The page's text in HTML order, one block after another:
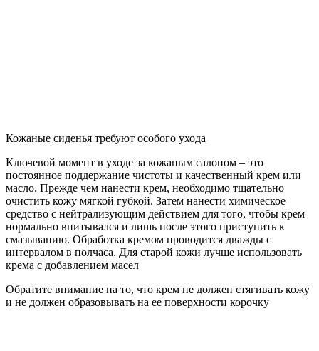
Кожаные сиденья требуют особого ухода
Ключевой момент в уходе за кожаным салоном – это
постоянное поддержание чистоты и качественный крем или
масло. Прежде чем нанести крем, необходимо тщательно
очистить кожу мягкой губкой. Затем нанести химическое
средство с нейтрализующим действием для того, чтобы крем
нормально впитывался и лишь после этого приступить к
смазыванию. Обработка кремом проводится дважды с
интервалом в полчаса. Для старой кожи лучше использовать
крема с добавлением масел
Обратите внимание на то, что крем не должен стягивать кожу
и не должен образовывать на ее поверхности корочку